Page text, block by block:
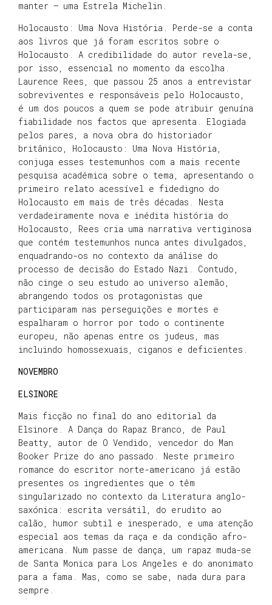
manter — uma Estrela Michelin.
Holocausto: Uma Nova História. Perde-se a conta
aos livros que já foram escritos sobre o
Holocausto. A credibilidade do autor revela-se,
por isso, essencial no momento da escolha.
Laurence Rees, que passou 25 anos a entrevistar
sobreviventes e responsáveis pelo Holocausto,
é um dos poucos a quem se pode atribuir genuína
fiabilidade nos factos que apresenta. Elogiada
pelos pares, a nova obra do historiador
britânico, Holocausto: Uma Nova História,
conjuga esses testemunhos com a mais recente
pesquisa académica sobre o tema, apresentando o
primeiro relato acessível e fidedigno do
Holocausto em mais de três décadas. Nesta
verdadeiramente nova e inédita história do
Holocausto, Rees cria uma narrativa vertiginosa
que contém testemunhos nunca antes divulgados,
enquadrando-os no contexto da análise do
processo de decisão do Estado Nazi. Contudo,
não cinge o seu estudo ao universo alemão,
abrangendo todos os protagonistas que
participaram nas perseguições e mortes e
espalharam o horror por todo o continente
europeu, não apenas entre os judeus, mas
incluindo homossexuais, ciganos e deficientes.
NOVEMBRO
ELSINORE
Mais ficção no final do ano editorial da
Elsinore. A Dança do Rapaz Branco, de Paul
Beatty, autor de O Vendido, vencedor do Man
Booker Prize do ano passado. Neste primeiro
romance do escritor norte-americano já estão
presentes os ingredientes que o têm
singularizado no contexto da Literatura anglo-
saxónica: escrita versátil, do erudito ao
calão, humor subtil e inesperado, e uma atenção
especial aos temas da raça e da condição afro-
americana. Num passe de dança, um rapaz muda-se
de Santa Monica para Los Angeles e do anonimato
para a fama. Mas, como se sabe, nada dura para
sempre.